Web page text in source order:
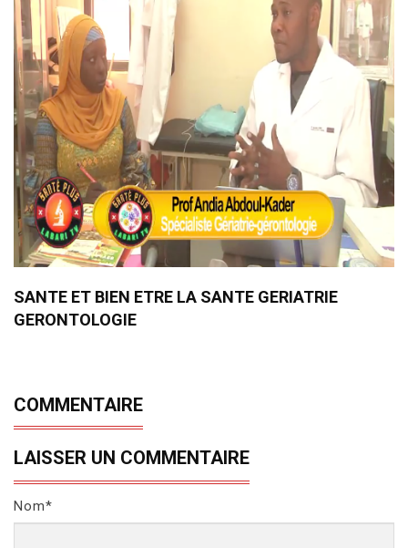
SANTE ET BIEN ETRE LA SANTE GERIATRIE
GERONTOLOGIE
COMMENTAIRE
LAISSER UN COMMENTAIRE
Nom*